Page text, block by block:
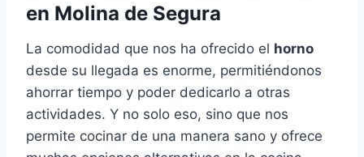
en Molina de Segura
La comodidad que nos ha ofrecido el horno
desde su llegada es enorme, permitiéndonos
ahorrar tiempo y poder dedicarlo a otras
actividades. Y no solo eso, sino que nos
permite cocinar de una manera sano y ofrece